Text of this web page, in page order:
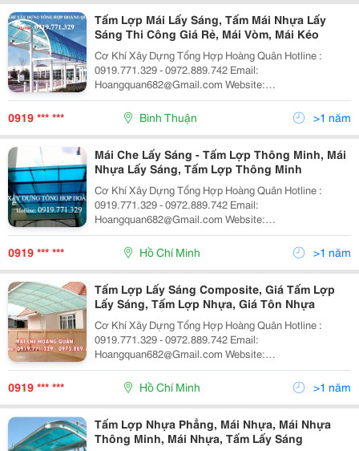
Tấm Lợp Mái Lấy Sáng, Tấm Mái Nhựa Lấy
Sáng Thi Công Giá Rẻ, Mái Vòm, Mái Kéo
Cơ Khí Xây Dựng Tổng Hợp Hoàng Quân Hotline :
0919.771.329 - 0972.889.742 Email:
Hoangquan682@Gmail.com Website:
Https://Sites.google.com/Site/Maichexep/ Tận Tâm -
Uy Tín - Chất Lượng - Chúng Tôi Chuyên Thiết Kế Thi
Công Mái Hiên Các Loại Tậ
0919 *** *** Bình Thuận >1 năm
Mái Che Lấy Sáng - Tấm Lợp Thông Minh, Mái
Nhựa Lấy Sáng, Tấm Lợp Thông Minh
Cơ Khí Xây Dựng Tổng Hợp Hoàng Quân Hotline :
0919.771.329 - 0972.889.742 Email:
Hoangquan682@Gmail.com Website:
Https://Sites.google.com/Site/Maichexep/ Tận Tâm -
Uy Tín - Chất Lượng - Chúng Tôi Chuyên Thiết Kế Thi
Công Mái Hiên Các Loại Tậ
0919 *** *** Hồ Chí Minh >1 năm
Tấm Lợp Lấy Sáng Composite, Giá Tấm Lợp
Lấy Sáng, Tấm Lợp Nhựa, Giá Tôn Nhựa
Cơ Khí Xây Dựng Tổng Hợp Hoàng Quân Hotline :
0919.771.329 - 0972.889.742 Email:
Hoangquan682@Gmail.com Website:
Https://Sites.google.com/Site/Maichexep/ Tận Tâm -
Uy Tín - Chất Lượng - Chúng Tôi Chuyên Thiết Kế Thi
Công Mái Hiên Các Loại Tậ
0919 *** *** Hồ Chí Minh >1 năm
Tấm Lợp Nhựa Phẳng, Mái Nhựa, Mái Nhựa
Thông Minh, Mái Nhựa, Tấm Lấy Sáng